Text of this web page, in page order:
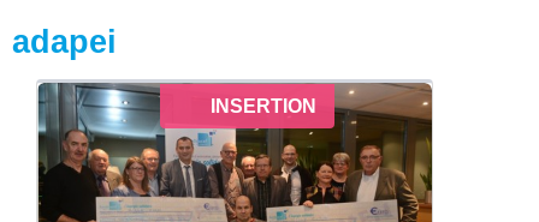
adapei
INSERTION